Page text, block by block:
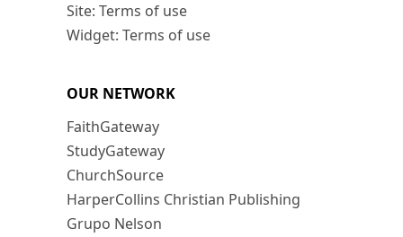
Site: Terms of use
Widget: Terms of use
OUR NETWORK
FaithGateway
StudyGateway
ChurchSource
HarperCollins Christian Publishing
Grupo Nelson